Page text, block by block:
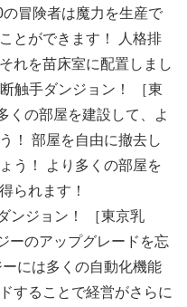
の冒険者は魔力を生産で
とができます！ 人格排
れを苗床室に配置しまし
触手ダンジョン！ ［東
くの部屋を建設して、よ
！ 部屋を自由に撤去し
う！ より多くの部屋を
られます！
ンジョン！ ［東京乳
ーのアップグレードを忘
には多くの自動化機能
することで経営がさらに